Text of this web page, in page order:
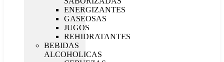
ENERGIZANTES
GASEOSAS
JUGOS
REHIDRATANTES
BEBIDAS
ALCOHOLICAS